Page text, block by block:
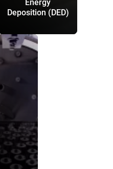
Energy
Deposition (DED)